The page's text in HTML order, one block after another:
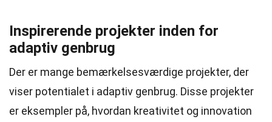
Inspirerende projekter inden for
adaptiv genbrug
Der er mange bemærkelsesværdige projekter, der
viser potentialet i adaptiv genbrug. Disse projekter
er eksempler på, hvordan kreativitet og innovation